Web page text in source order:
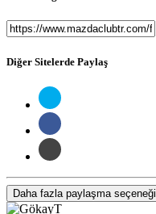
Diğer Sitelerde Paylaş
Daha fazla paylaşma seçeneği